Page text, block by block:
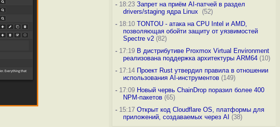
-18:23 Запрет на приём AI-патчей в раздел
drivers/staging ядра Linux
(52)
-18:10 TONTOU - атака на CPU Intel и AMD,
позволяющая обойти защиту от уязвимостей
Spectre v2(82)
-17:19 В дистрибутиве Proxmox Virtual Environment
реализована поддержка архитектуры ARM64(10)
-17:14 Проект Rust утвердил правила в отношении
использования AI-инструментов(149)
-17:09 Новый червь ChainDrop поразил более 400
NPM-пакетов(65)
-15:17 Открыт код Cloudflare OS, платформы для
приложений, создаваемых через AI (38)